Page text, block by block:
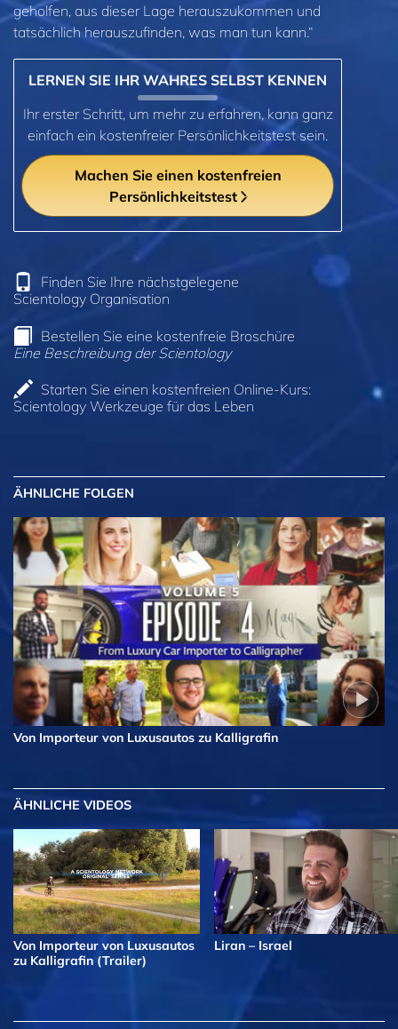
geholfen, aus dieser Lage herauszukommen und
tatsächlich herauszufinden, was man tun kann.“
LERNEN SIE IHR WAHRES SELBST KENNEN
Ihr erster Schritt, um mehr zu erfahren, kann ganz
einfach ein kostenfreier Persönlichkeitstest sein.
Machen Sie einen kostenfreien
Persönlichkeitstest
Finden Sie Ihre nächstgelegene
Scientology Organisation
Bestellen Sie eine kostenfreie Broschüre
Eine Beschreibung der Scientology
Starten Sie einen kostenfreien Online-Kurs:
Scientology Werkzeuge für das Leben
ÄHNLICHE FOLGEN
Von Importeur von Luxusautos zu Kalligrafin
ÄHNLICHE VIDEOS
Von Importeur von Luxusautos
zu Kalligrafin (Trailer)
Liran – Israel